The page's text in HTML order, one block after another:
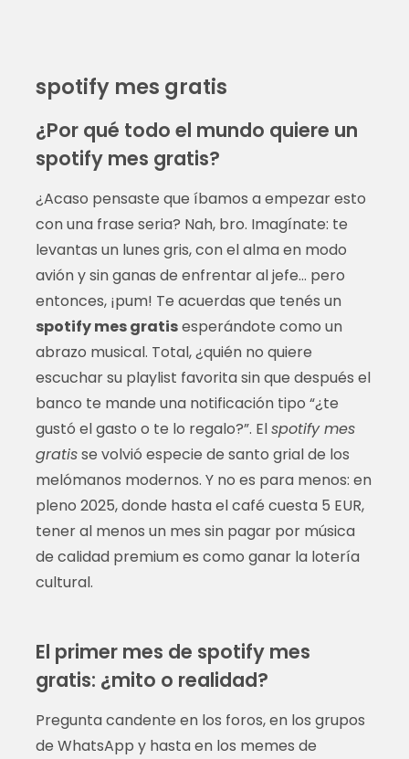
spotify mes gratis
¿Por qué todo el mundo quiere un
spotify mes gratis?
¿Acaso pensaste que íbamos a empezar esto
con una frase seria? Nah, bro. Imagínate: te
levantas un lunes gris, con el alma en modo
avión y sin ganas de enfrentar al jefe… pero
entonces, ¡pum! Te acuerdas que tenés un
spotify mes gratisesperándote como un
abrazo musical. Total, ¿quién no quiere
escuchar su playlist favorita sin que después el
banco te mande una notificación tipo “¿te
gustó el gasto o te lo regalo?”. Elspotify mes
gratisse volvió especie de santo grial de los
melómanos modernos. Y no es para menos: en
pleno 2025, donde hasta el café cuesta 5 EUR,
tener al menos un mes sin pagar por música
de calidad premium es como ganar la lotería
cultural.
El primer mes de spotify mes
gratis: ¿mito o realidad?
Pregunta candente en los foros, en los grupos
de WhatsApp y hasta en los memes de